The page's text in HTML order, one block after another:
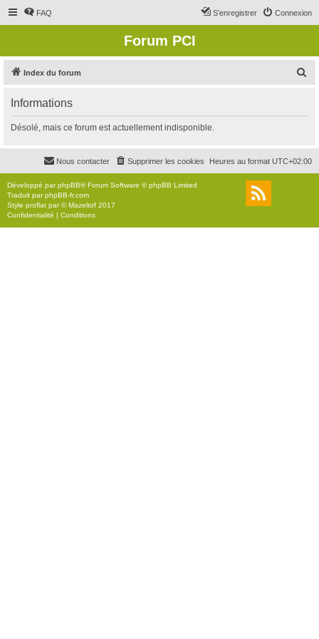
FAQ Connexion
S’enregistrer
Forum PCI
Index du forum
r
c
r
Informations
Désolé, mais ce forum est actuellement indisponible.
Heures au format UTC+02:00
Supprimer les cookies
Nous contacter
Développé parphpBB® Forum Software © phpBB Limited
Traduit parphpBB-fr.com
Style proflat par ©Mazeltof 2017
Confidentialité | Conditions